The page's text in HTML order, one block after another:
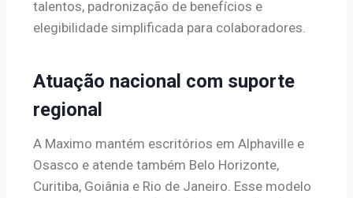
talentos, padronização de benefícios e
elegibilidade simplificada para colaboradores.
Atuação nacional com suporte
regional
A Maximo mantém escritórios em Alphaville e
Osasco e atende também Belo Horizonte,
Curitiba, Goiânia e Rio de Janeiro. Esse modelo